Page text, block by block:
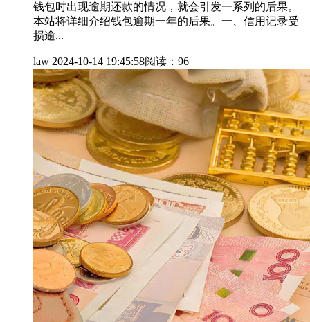
钱包时出现逾期还款的情况，就会引发一系列的后果。
本站将详细介绍钱包逾期一年的后果。一、信用记录受
损逾...
law 2024-10-14 19:45:58阅读：96